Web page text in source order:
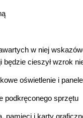
w niej
cieszył wzrok
oświetlenie i
podkręconego sprzętu
pamięci i karty